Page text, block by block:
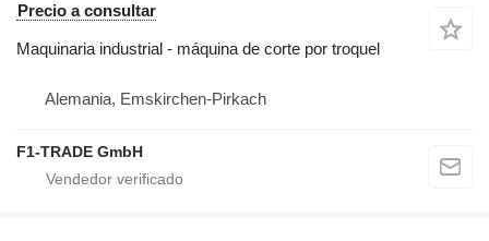
Precio a consultar
Maquinaria industrial - máquina de corte por troquel
Alemania, Emskirchen-Pirkach
F1-TRADE GmbH